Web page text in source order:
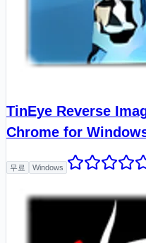
TinEye Reverse
Chrome for
무료 Windows